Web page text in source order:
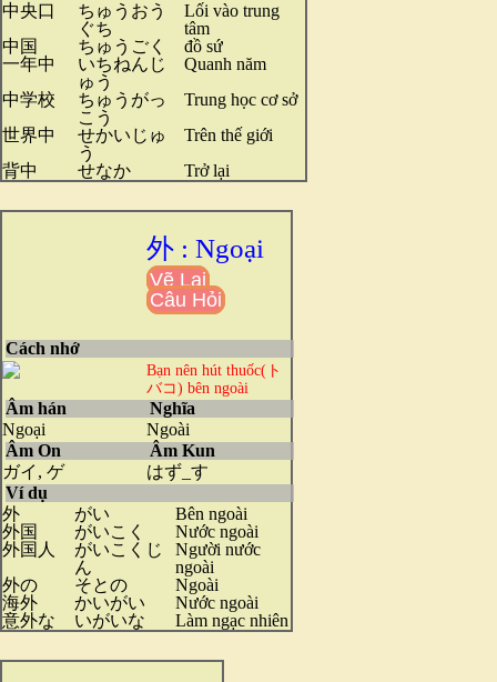
中央口
ちゅうおう
ぐち
Lối vào trung
tâm
中国
ちゅうごく
đồ sứ
一年中
いちねんじ
ゅう
Quanh năm
中学校
ちゅうがっ
こう
Trung học cơ sở
世界中
せかいじゅ
う
Trên thế giới
背中
せなか Trở lại
外 : Ngoại
Vẽ Lại
Câu Hỏi
Cách nhớ
Bạn nên hút thuốc(ト
バコ) bên ngoài
Âm hán
Ngoại
Nghĩa
Ngoài
Âm On
ガイ, ゲ
Âm Kun
はず_す
Ví dụ
外
がい
Bên ngoài
外国
がいこく
Nước ngoài
外国人
がいこくじ
ん
Người nước
ngoài
外の
そとの
Ngoài
海外
かいがい
Nước ngoài
意外な
いがいな Làm ngạc nhiên